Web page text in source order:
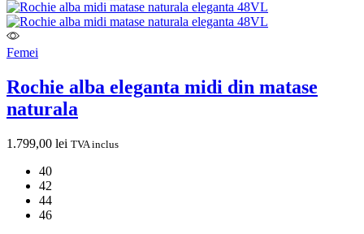
Femei
Rochie alba eleganta midi din matase
naturala
1.799,00 lei TVA inclus
40
42
44
46